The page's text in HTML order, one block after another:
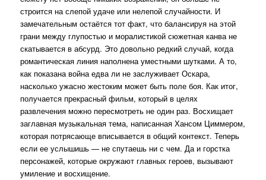
строится на слепой удаче или нелепой случайности. И
замечательным остаётся тот факт, что балансируя на этой
грани между глупостью и моралистикой сюжетная канва не
скатывается в абсурд. Это довольно редкий случай, когда
романтическая линия наполнена уместными шутками. А то,
как показана война едва ли не заслуживает Оскара,
насколько ужасно жестоким может быть поле боя. Как итог,
получается прекрасный фильм, который в целях
развлечения можно пересмотреть не один раз. Восхищает
заглавная музыкальная тема, написанная Хансом Циммером,
которая потрясающе вписывается в общий контекст. Теперь
если ее услышишь — не спутаешь ни с чем. Да и горстка
персонажей, которые окружают главных героев, вызывают
умиление и восхищение.